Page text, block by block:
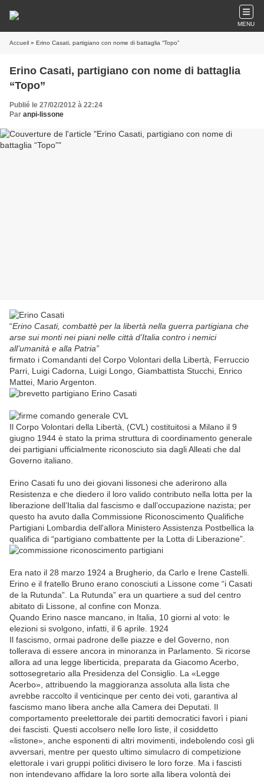
MENU
Accueil » Erino Casati, partigiano con nome di battaglia “Topo”
Erino Casati, partigiano con nome di battaglia
“Topo”
Publié le 27/02/2012 à 22:24
Par anpi-lissone
“Erino Casati, combattè per la libertà nella guerra partigiana che
arse sui monti nei piani nelle città d’Italia contro i nemici
all’umanità e alla Patria”
firmato i Comandanti del Corpo Volontari della Libertà, Ferruccio
Parri, Luigi Cadorna, Luigi Longo, Giambattista Stucchi, Enrico
Mattei, Mario Argenton.
Il Corpo Volontari della Libertà, (CVL) costituitosi a Milano il 9
giugno 1944 è stato la prima struttura di coordinamento generale
dei partigiani ufficialmente riconosciuto sia dagli Alleati che dal
Governo italiano.
Erino Casati fu uno dei giovani lissonesi che aderirono alla
Resistenza e che diedero il loro valido contributo nella lotta per la
liberazione dell’Italia dal fascismo e dall’occupazione nazista; per
questo ha avuto dalla Commissione Riconoscimento Qualifiche
Partigiani Lombardia dell'allora Ministero Assistenza Postbellica la
qualifica di “partigiano combattente per la Lotta di Liberazione”.
Era nato il 28 marzo 1924 a Brugherio, da Carlo e Irene Castelli.
Erino e il fratello Bruno erano conosciuti a Lissone come “i Casati
de la Rutunda”. La Rutunda” era un quartiere a sud del centro
abitato di Lissone, al confine con Monza.
Quando Erino nasce mancano, in Italia, 10 giorni al voto: le
elezioni si svolgono, infatti, il 6 aprile. 1924
Il fascismo, ormai padrone delle piazze e del Governo, non
tollerava di essere ancora in minoranza in Parlamento. Si ricorse
allora ad una legge liberticida, preparata da Giacomo Acerbo,
sottosegretario alla Presidenza del Consiglio. La «Legge
Acerbo», attribuendo la maggioranza assoluta alla lista che
avrebbe raccolto il venticinque per cento dei voti, garantiva al
fascismo mano libera anche alla Camera dei Deputati. Il
comportamento preelettorale dei partiti democratici favorì i piani
dei fascisti. Questi accolsero nelle loro liste, il cosiddetto
«listone», anche esponenti di altri movimenti, indebolendo così gli
avversari, mentre per questo ultimo simulacro di competizione
elettorale i vari gruppi politici divisero le loro forze. Ma i fascisti
non intendevano affidare la loro sorte alla libera volontà dei